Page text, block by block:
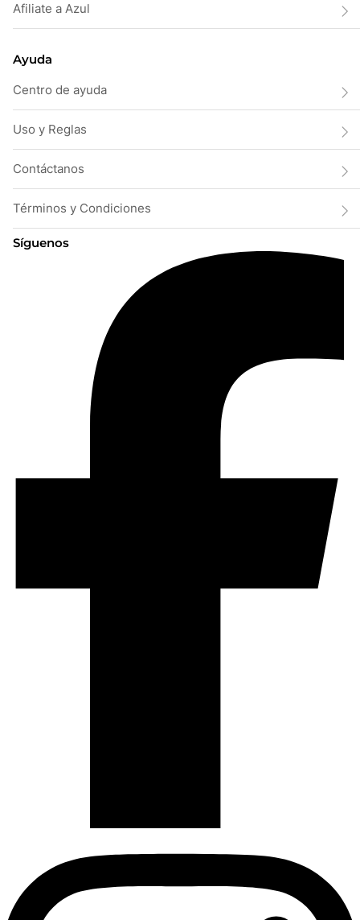
Afiliate a Azul
Ayuda
Centro de ayuda
Uso y Reglas
Contáctanos
Términos y Condiciones
Síguenos